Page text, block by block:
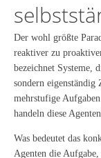
Der wohl größte
reaktiver zu
bezeichnet Systeme,
sondern
mehrstufige
handeln diese
Was bedeutet das
Agenten die